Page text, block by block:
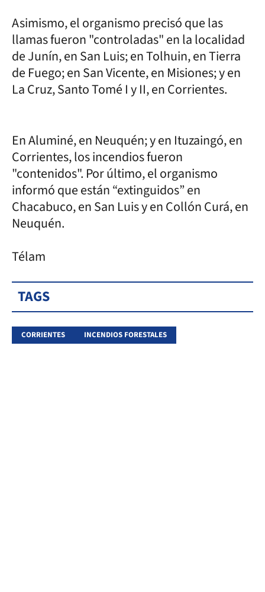
Asimismo, el organismo precisó que las
llamas fueron "controladas" en la localidad
de Junín, en San Luis; en Tolhuin, en Tierra
de Fuego; en San Vicente, en Misiones; y en
La Cruz, Santo Tomé I y II, en Corrientes.
En Aluminé, en Neuquén; y en Ituzaingó, en
Corrientes, los incendios fueron
"contenidos". Por último, el organismo
informó que están “extinguidos” en
Chacabuco, en San Luis y en Collón Curá, en
Neuquén.
Télam
TAGS
CORRIENTES INCENDIOS FORESTALES